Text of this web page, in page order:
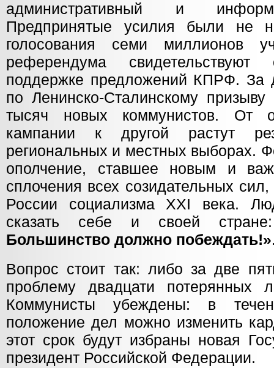
административный и
Предпринятые усилия были не
голосования семи миллионов
референдума
поддержке предложений КПРФ. За
по Ленинско-Сталинскому
тысяч новых коммунистов. От
кампании к другой растут
региональных и местных выборах.
ополчение, ставшее новым и
сплочения всех созидательных
России социализма XXI века.
сказать себе и своей
Большинство должно побеждать!»
Вопрос стоит так: либо за две
проблему двадцати потерянных
Коммунисты убеждены: в
положение дел можно изменить
этот срок будут избраны новая
президент Российской Федерации.